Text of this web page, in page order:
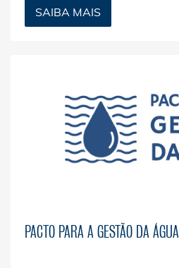
SAIBA MAIS
PACTO PARA A GESTÃO DA ÁGUA